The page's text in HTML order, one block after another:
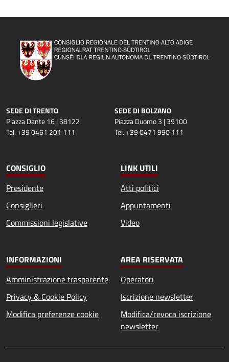
SEDE DI TRENTO
Piazza Dante 16 | 38122
Tel. +39 0461 201 111
SEDE DI BOLZANO
Piazza Duomo 3 | 39100
Tel. +39 0471 990 111
CONSIGLIO
Presidente
Consiglieri
Commissioni legislative
LINK UTILI
Atti politici
Appuntamenti
Video
INFORMAZIONI
Amministrazione trasparente
Privacy & Cookie Policy
Modifica preferenze cookie
AREA RISERVATA
Operatori
Iscrizione newsletter
Modifica/revoca iscrizione
newsletter